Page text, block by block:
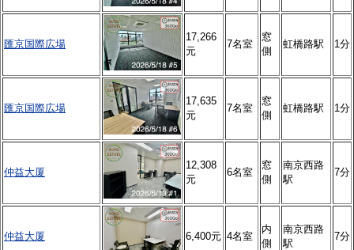
匯京国際広場
17,266
元
7名室
窓
側
虹橋路駅 1分
匯京国際広場
17,635
元
7名室
窓
側
虹橋路駅 1分
仲益大厦
12,308
元
6名室
窓
側
南京西路
駅
7分
仲益大厦 6,400元 4名室
内
側
南京西路
駅
7分